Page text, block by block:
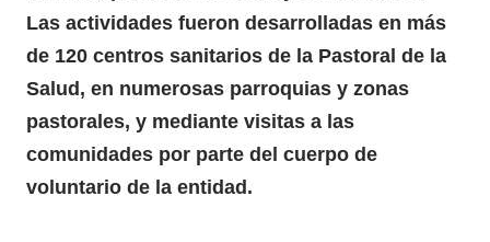
Las actividades fueron desarrolladas en más
de 120 centros sanitarios de la Pastoral de la
Salud, en numerosas parroquias y zonas
pastorales, y mediante visitas a las
comunidades por parte del cuerpo de
voluntario de la entidad.